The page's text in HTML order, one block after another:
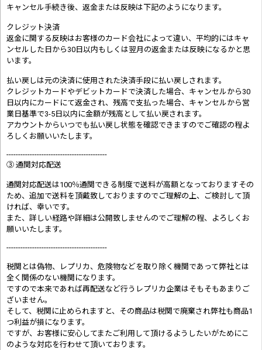
キャンセル手続き後、返金または反映は下記のようになります。
クレジット決済
返金に関する反映はお客様のカード会社によって違い、平均的にはキャ
ンセルした日から30日以内もしくは翌月の返金または反映になるかと思
います。
払い戻しは元の決済に使用された決済手段に払い戻しされます。
クレジットカードやデビットカードで決済した場合、キャンセルから30
日以内にカードにて返金され、残高で支払った場合、キャンセルから営
業日基準で3-5日以内に金額が残高として払い戻されます。
アカウントからいつでも払い戻し状態を確認できますのでご確認の程よ
ろしくお願いいたします。
-------------------------------------------
③ 通関対応配送
通関対応配送は100％通関できる制度で送料が高額となっておりますその
ため、追加で送料を頂戴致しておりますのでご理解の上、ご検討して頂
ければ、幸いです。
また、詳しい経路や詳細は公開致しませんのでご理解の程、よろしくお
願いいたします。
-------------------------------------------
税関とは偽物、レプリカ、危険物などを取り除く機関であって弊社とは
全く関係のない機関になります。
ですので本来であれば再配送など行うレプリカ企業はそもそもあまりご
ざいません。
そして、税関に止められますと、その商品は税関で廃棄され弊社も商品1
つ利益が損になります。
ですが、お客様に安心してまたご利用して頂けるようしたいがためにこ
のような対応を行わせて頂いております。